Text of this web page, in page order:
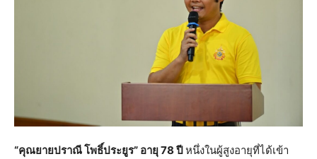
“คุณยายปราณี โพธิ์ประยูร” อายุ 78 ปี หนึ่งในผู้สูงอายุที่ได้เข้า